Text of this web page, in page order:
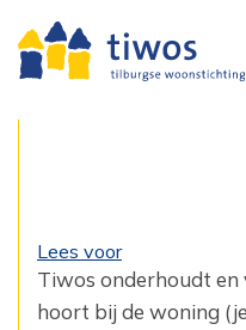
Lees voor
Tiwos onderhoudt
hoort bij de woning